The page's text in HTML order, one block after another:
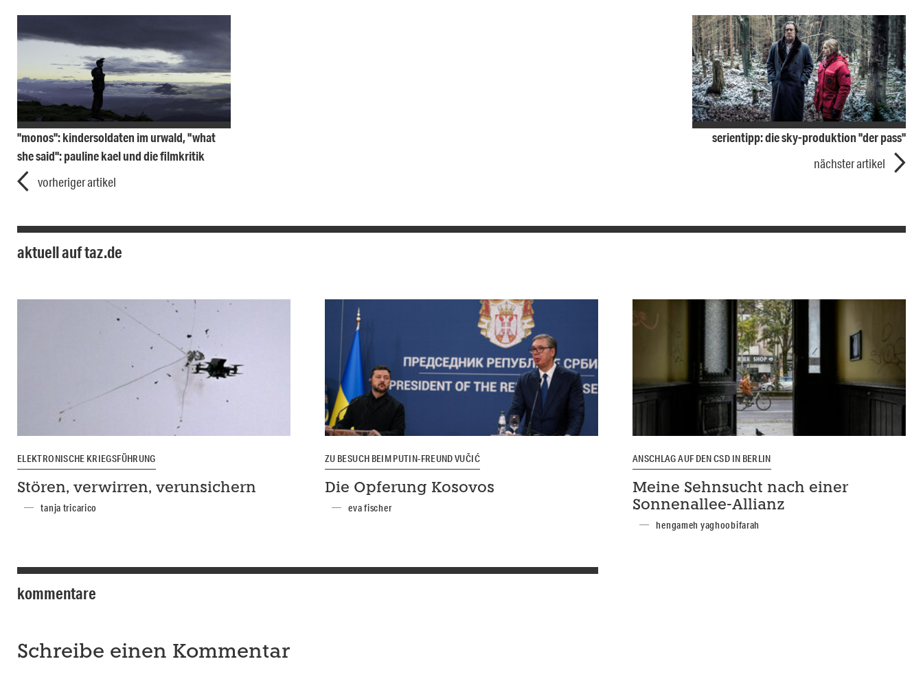
"monos": kindersoldaten im urwald, "what
she said": pauline kael und die filmkritik
vorheriger artikel
serientipp: die sky-produktion "der pass"
nächster artikel
aktuell auf taz.de
ELEKTRONISCHE KRIEGSFÜHRUNG
Stören, verwirren, verunsichern
tanja tricarico
ZU BESUCH BEIM PUTIN-FREUND VUČIĆ
Die Opferung Kosovos
eva fischer
ANSCHLAG AUF DEN CSD IN BERLIN
Meine Sehnsucht nach einer
Sonnenallee-Allianz
hengameh yaghoobifarah
kommentare
Schreibe einen Kommentar